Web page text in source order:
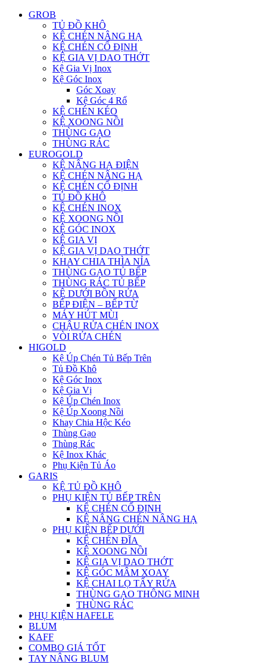
GROB
TỦ ĐỒ KHÔ
KỆ CHÉN NÂNG HẠ
KỆ CHÉN CỐ ĐỊNH
KỆ GIA VỊ DAO THỚT
Kệ Gia Vị Inox
Kệ Góc Inox
Góc Xoay
Kệ Góc 4 Rổ
KỆ CHÉN KÉO
KỆ XOONG NỒI
THÙNG GẠO
THÙNG RÁC
EUROGOLD
KỆ NÂNG HẠ ĐIỆN
KỆ CHÉN NÂNG HẠ
KỆ CHÉN CỐ ĐỊNH
TỦ ĐỒ KHÔ
KỆ CHÉN INOX
KỆ XOONG NỒI
KỆ GÓC INOX
KỆ GIA VỊ
KỆ GIA VỊ DAO THỚT
KHAY CHIA THÌA NỈA
THÙNG GẠO TỦ BẾP
THÙNG RÁC TỦ BẾP
KỆ DƯỚI BỒN RỬA
BẾP ĐIỆN – BẾP TỪ
MÁY HÚT MÙI
CHẬU RỬA CHÉN INOX
VÒI RỬA CHÉN
HIGOLD
Kệ Úp Chén Tủ Bếp Trên
Tủ Đồ Khô
Kệ Góc Inox
Kệ Gia Vị
Kệ Úp Chén Inox
Kệ Úp Xoong Nồi
Khay Chia Hộc Kéo
Thùng Gạo
Thùng Rác
Kệ Inox Khác
Phụ Kiện Tủ Áo
GARIS
KỆ TỦ ĐỒ KHÔ
PHỤ KIỆN TỦ BẾP TRÊN
KỆ CHÉN CỐ ĐỊNH
KỆ NÂNG CHÉN NÂNG HẠ
PHỤ KIỆN BẾP DƯỚI
KỆ CHÉN ĐĨA
KỆ XOONG NỒI
KỆ GIA VỊ DAO THỚT
KỆ GÓC MÂM XOAY
KỆ CHAI LỌ TẨY RỬA
THÙNG GẠO THÔNG MINH
THÙNG RÁC
PHỤ KIỆN HAFELE
BLUM
KAFF
COMBO GIÁ TỐT
TAY NÂNG BLUM